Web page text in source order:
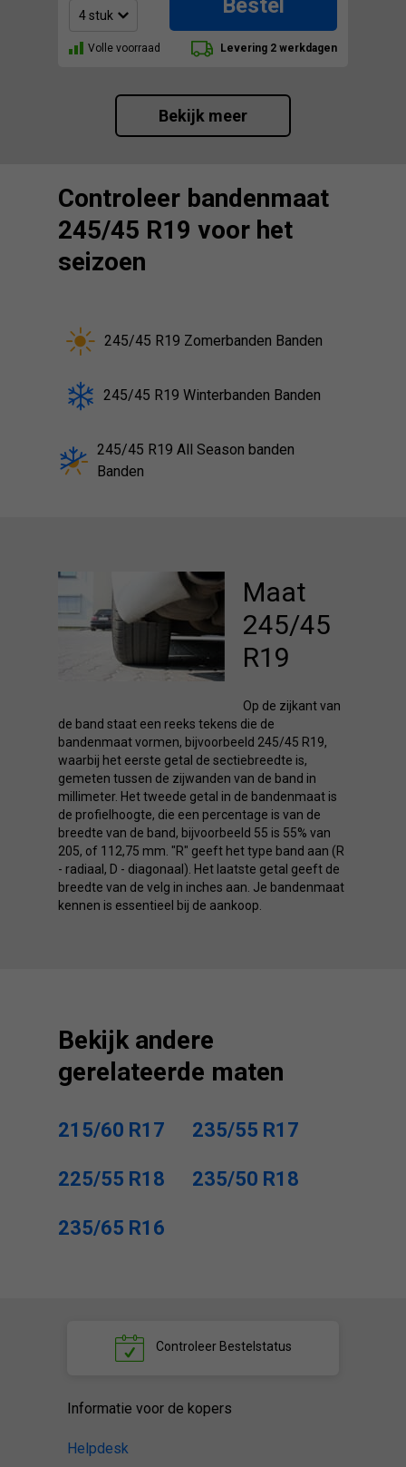
Bestel
Volle voorraad Levering 2 werkdagen
Bekijk meer
Controleer bandenmaat
245/45 R19 voor het
seizoen
245/45 R19 Zomerbanden Banden
245/45 R19 Winterbanden Banden
245/45 R19 All Season banden
Banden
Maat
245/45
R19
Op de zijkant van
de band staat een reeks tekens die de
bandenmaat vormen, bijvoorbeeld 245/45 R19,
waarbij het eerste getal de sectiebreedte is,
gemeten tussen de zijwanden van de band in
millimeter. Het tweede getal in de bandenmaat is
de profielhoogte, die een percentage is van de
breedte van de band, bijvoorbeeld 55 is 55% van
205, of 112,75 mm. "R" geeft het type band aan (R
- radiaal, D - diagonaal). Het laatste getal geeft de
breedte van de velg in inches aan. Je bandenmaat
kennen is essentieel bij de aankoop.
Bekijk andere
gerelateerde maten
215/60 R17 235/55 R17
225/55 R18 235/50 R18
235/65 R16
ControleerBestelstatus
Informatie voor de kopers
Helpdesk